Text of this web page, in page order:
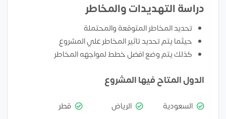
دراسة التهديدات والمخاطر
تحديد المخاطر المتوقعة والمحتملة
حيثما يتم تحديد تاثير المخاطر علي المشروع
كذلك يتم وضع افضل خطط لمواجهه المخاطر
الدول المتاح فيها المشروع
السعودية الرياض
قطر